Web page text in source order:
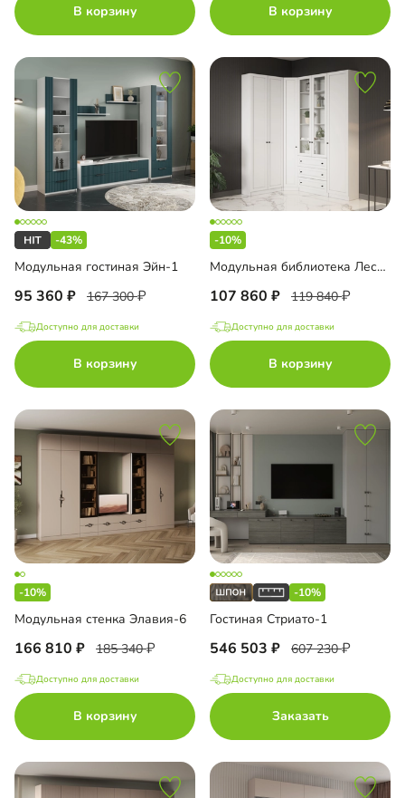
В корзину В корзину
-43%
Модульная гостиная Эйн-1
95 360 167 300
Доступно для доставки
В корзину
-10%
Модульная библиотека Лестер-2
107 860 119 840
Доступно для доставки
В корзину
-10%
Модульная стенка Элавия-6
166 810 185 340
Доступно для доставки
В корзину
-10%
Гостиная Стриато-1
546 503 607 230
Доступно для доставки
Заказать